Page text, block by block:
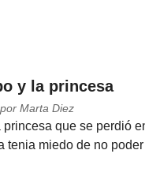
y la princesa
Marta Diez
princesa que se perdió
tenia miedo de no